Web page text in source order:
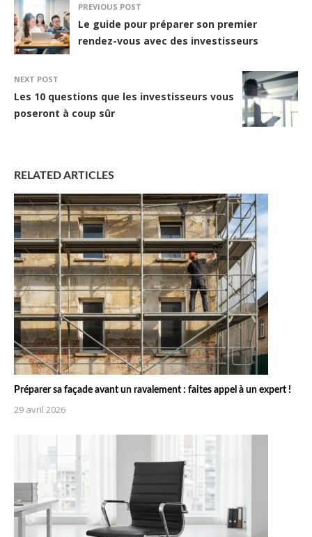
PREVIOUS POST
Le guide pour préparer son premier
rendez-vous avec des investisseurs
NEXT POST
Les 10 questions que les investisseurs vous
poseront à coup sûr
RELATED ARTICLES
Préparer sa façade avant un ravalement : faites appel à un expert !
29 avril 2026